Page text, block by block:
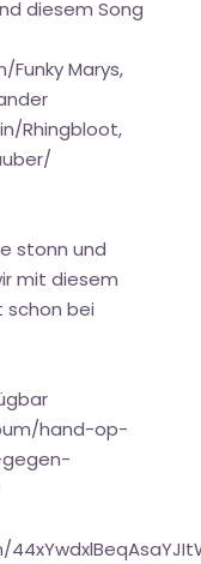
diesem Song
Funky Marys,
Rhingbloot,
stonn und
mit diesem
schon bei
hand-op-